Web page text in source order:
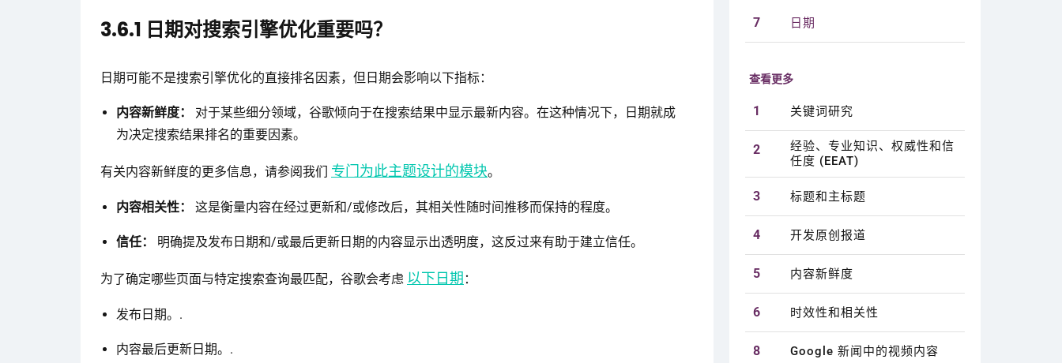
3.6.1 日期对搜索引擎优化重要吗？
日期可能不是搜索引擎优化的直接排名因素，但日期会影响以下指标：
内容新鲜度：
对于某些细分领域，谷歌倾向于在搜索结果中显示最新内容。在这种情况下，日期就成
为决定搜索结果排名的重要因素。
有关内容新鲜度的更多信息，请参阅我们 专门为此主题设计的模块。
内容相关性： 这是衡量内容在经过更新和/或修改后，其相关性随时间推移而保持的程度。
信任： 明确提及发布日期和/或最后更新日期的内容显示出透明度，这反过来有助于建立信任。
为了确定哪些页面与特定搜索查询最匹配，谷歌会考虑 以下日期 ：
发布日期。.
内容最后更新日期。.
7 日期
查看更多
1 关键词研究
2
经验、专业知识、权威性和信
任度 (EEAT)
3 标题和主标题
4 开发原创报道
5 内容新鲜度
6 时效性和相关性
8 Google 新闻中的视频内容